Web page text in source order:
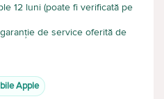
12 luni (poate fi verificată pe
de service oferită de
Apple